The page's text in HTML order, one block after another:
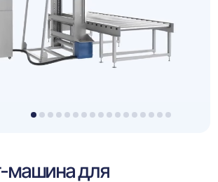
1 2 3 4 5 6 7 8 9 1011121314151617
машина для